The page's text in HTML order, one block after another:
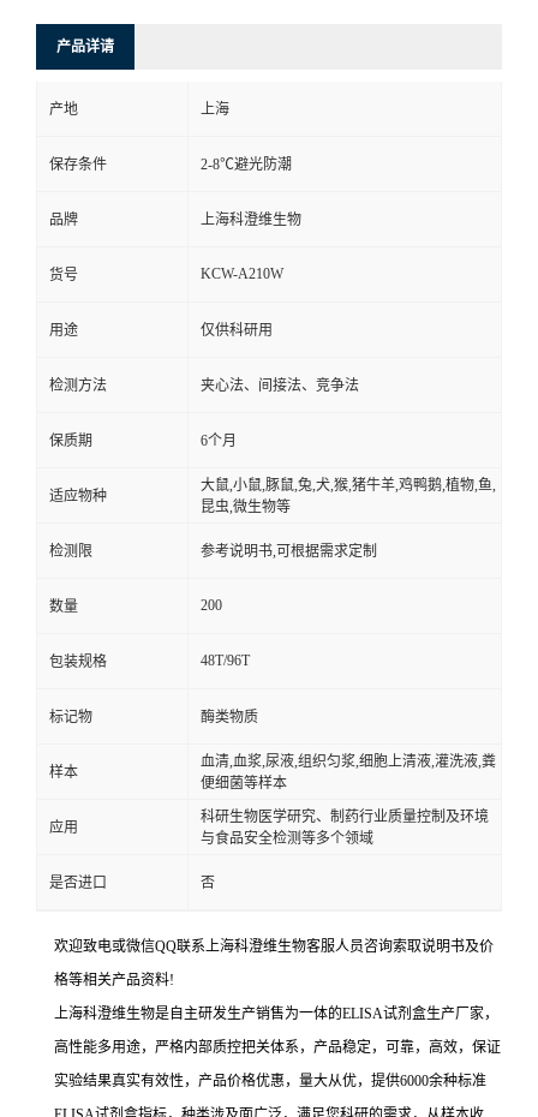
产品详请
产地 上海
保存条件 2-8℃避光防潮
品牌 上海科澄维生物
货号 KCW-A210W
用途 仅供科研用
检测方法 夹心法、间接法、竞争法
保质期 6个月
适应物种
大鼠,小鼠,豚鼠,兔,犬,猴,猪牛羊,鸡鸭鹅,植物,鱼,
昆虫,微生物等
检测限 参考说明书,可根据需求定制
数量 200
包装规格 48T/96T
标记物 酶类物质
样本
血清,血浆,尿液,组织匀浆,细胞上清液,灌洗液,粪
便细菌等样本
应用
科研生物医学研究、制药行业质量控制及环境
与食品安全检测等多个领域
是否进口 否
欢迎致电或微信QQ联系上海科澄维生物客服人员咨询索取说明书及价
格等相关产品资料!
上海科澄维生物是自主研发生产销售为一体的ELISA试剂盒生产厂家，
高性能多用途，严格内部质控把关体系，产品稳定，可靠，高效，保证
实验结果真实有效性，产品价格优惠，量大从优，提供6000余种标准